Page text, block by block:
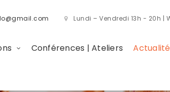
Lundi – Vendredi 13h - 20h |
Conférences | Ateliers